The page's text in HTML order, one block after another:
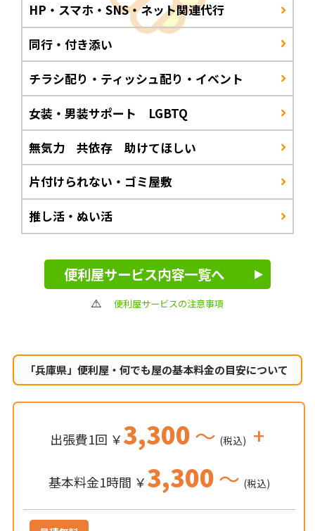
HP・スマホ・SNS・ネット関連代行
同行・付き添い
チラシ配り・ティッシュ配り・イベント
女装・男装サポート LGBTQ
無気力 共依存 助けてほしい
片付けられない・ゴミ屋敷
推し活・ぬい活
便利屋サービス内容一覧へ
便利屋サービスの注意事項
「兵庫県」便利屋・何でも屋の基本料金の目安について
出張費1回 ￥3,300～ (税込) +
基本料金1時間 ￥3,300～ (税込)